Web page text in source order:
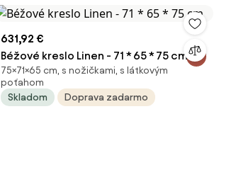
631,92 €
Béžové kreslo Linen - 71 * 65 * 75 cm
75×71×65 cm, s nožičkami, s látkovým
poťahom
Skladom
Doprava zadarmo